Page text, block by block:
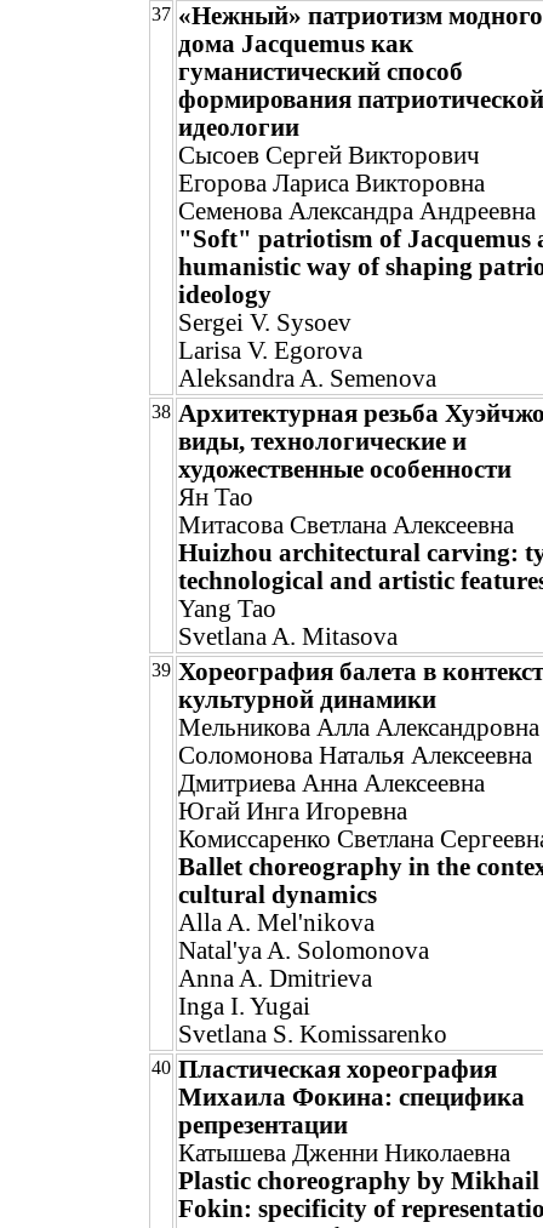
37 «Нежный» патриотизм модного
дома Jacquemus как
гуманистический способ
формирования патриотической
идеологии
Сысоев Сергей Викторович
Егорова Лариса Викторовна
Семенова Александра Андреевна
"Soft" patriotism of Jacquemus
humanistic way of shaping
ideology
Sergei V. Sysoev
Larisa V. Egorova
Aleksandra A. Semenova
38 Архитектурная резьба
виды, технологические и
художественные особенности
Ян Тао
Митасова Светлана Алексеевна
Huizhou architectural carving:
technological and artistic
Yang Tao
Svetlana A. Mitasova
39 Хореография балета в
культурной динамики
Мельникова Алла Александровна
Соломонова Наталья Алексеевна
Дмитриева Анна Алексеевна
Югай Инга Игоревна
Комиссаренко Светлана
Ballet choreography in the
cultural dynamics
Alla A. Mel'nikova
Natal'ya A. Solomonova
Anna A. Dmitrieva
Inga I. Yugai
Svetlana S. Komissarenko
40 Пластическая хореография
Михаила Фокина: специфика
репрезентации
Катышева Дженни Николаевна
Plastic choreography by Mikhail
Fokin: specificity of